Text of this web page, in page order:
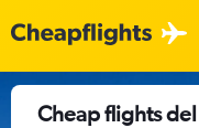
Cheap flights